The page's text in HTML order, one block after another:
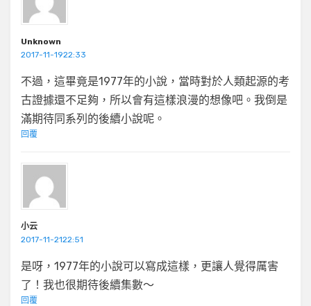
Unknown
2017-11-1922:33
不過，這畢竟是1977年的小說，當時對於人類起源的考
古證據還不足夠，所以會有這樣浪漫的想像吧。我倒是
滿期待同系列的後續小說呢。
回覆
小云
2017-11-2122:51
是呀，1977年的小說可以寫成這樣，更讓人覺得厲害
了！我也很期待後續集數～
回覆